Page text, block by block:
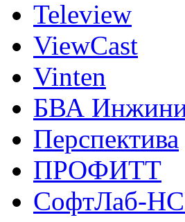
Teleview
ViewCast
Vinten
БВА
Перспектива
ПРОФИТТ
СофтЛаб-